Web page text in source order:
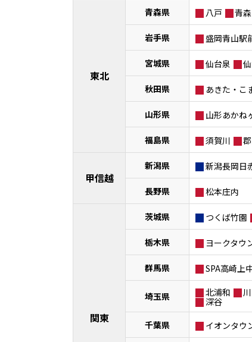
東北
青森県 八戸 青森
岩手県 盛岡青山駅
宮城県 仙台泉
秋田県 あきた・こ
山形県 山形あかね
福島県 須賀川
甲信越
新潟県 新潟長岡日
長野県 松本庄内
関東
茨城県 つくば竹園
栃木県 ヨークタウ
群馬県 SPA高崎上
埼玉県 北浦和
深谷
千葉県
イオンタウ